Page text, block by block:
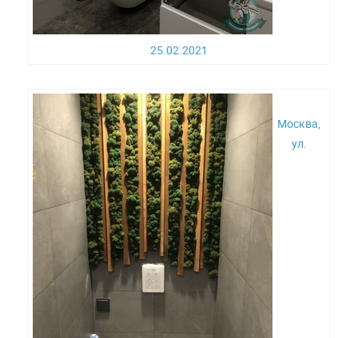
25.02.2021
Москва,
ул.